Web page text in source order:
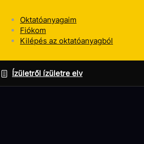
Oktatóanyagaim
Fiókom
Kilépés az oktatóanyagból
Ízületről ízületre elv